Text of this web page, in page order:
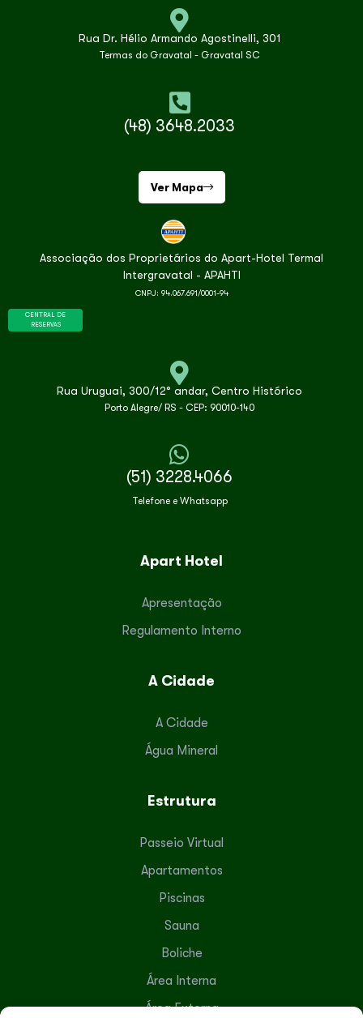
Rua Dr. Hélio Armando Agostinelli, 301
Termas do Gravatal - Gravatal SC
(48) 3648.2033
Ver Mapa
Associação dos Proprietários do Apart-Hotel Termal
Intergravatal - APAHTI
CNPJ: 94.067.691/0001-94
CENTRAL DE
RESERVAS
Rua Uruguai, 300/12° andar, Centro Histórico
Porto Alegre/ RS - CEP: 90010-140
(51) 3228.4066
Telefone e Whatsapp
Apart Hotel
Apresentação
Regulamento Interno
A Cidade
A Cidade
Água Mineral
Estrutura
Passeio Virtual
Apartamentos
Piscinas
Sauna
Boliche
Área Interna
Área Externa